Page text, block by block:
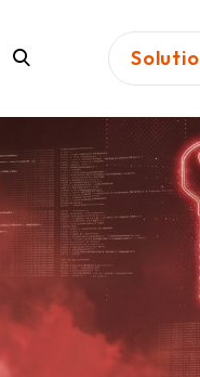
Partner
於2010年，
高效能大數
合分析領
進而開創新
威脅情資
行動取向
擊，提前
驅領導